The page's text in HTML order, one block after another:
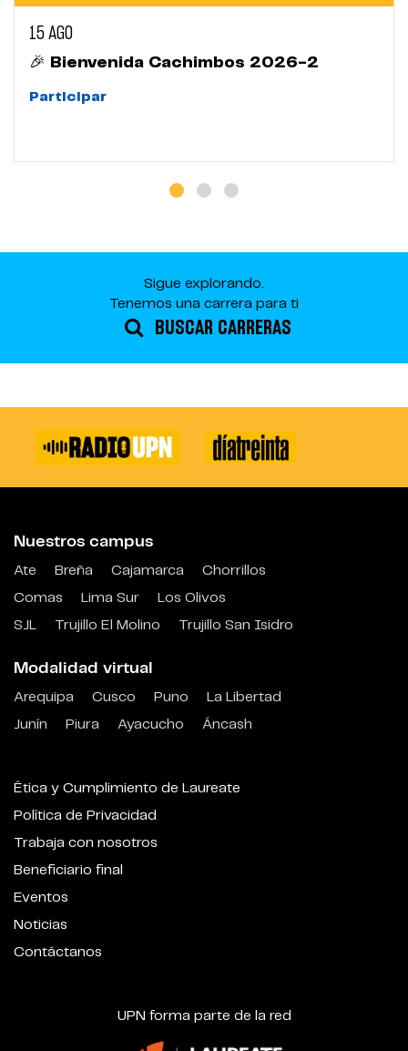
15 AGO
🎉 Bienvenida Cachimbos 2026-2
Participar
Sigue explorando.
Tenemos una carrera para ti
BUSCAR CARRERAS
Nuestros campus
Ate Breña Cajamarca
Chorrillos
Comas
Lima Sur
Los Olivos
SJL
Trujillo El Molino Trujillo San Isidro
Modalidad virtual
Arequipa Cusco Puno
La Libertad
Junín
Piura Ayacucho Áncash
Ética y Cumplimiento de Laureate
Política de Privacidad
Trabaja con nosotros
Beneficiario final
Eventos
Noticias
Contáctanos
UPN forma parte de la red